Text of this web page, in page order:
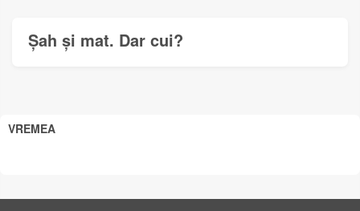
Șah și mat. Dar cui?
VREMEA